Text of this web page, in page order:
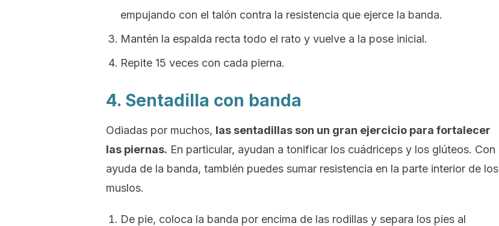
empujando con el talón contra la resistencia que ejerce la banda.
Mantén la espalda recta todo el rato y vuelve a la pose inicial.
Repite 15 veces con cada pierna.
4. Sentadilla con banda
Odiadas por muchos, las sentadillas son un gran ejercicio para fortalecer
las piernas. En particular, ayudan a tonificar los cuádriceps y los glúteos. Con
ayuda de la banda, también puedes sumar resistencia en la parte interior de los
muslos.
De pie, coloca la banda por encima de las rodillas y separa los pies al